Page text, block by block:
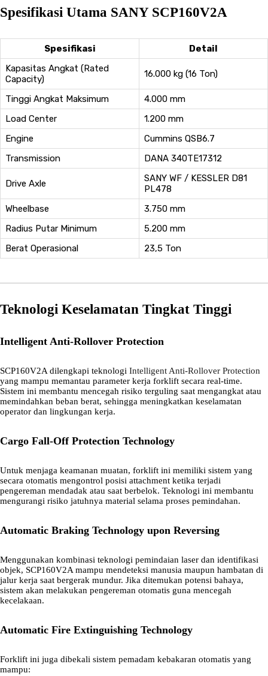
Spesifikasi Utama SANY SCP160V2A
Spesifikasi
Detail
Kapasitas Angkat (Rated
Capacity)
16.000 kg (16 Ton)
Tinggi Angkat Maksimum
4.000 mm
Load Center
1.200 mm
Engine
Cummins QSB6.7
Transmission
DANA 340TE17312
Drive Axle
SANY WF / KESSLER D81
PL478
Wheelbase
3.750 mm
Radius Putar Minimum
5.200 mm
Berat Operasional
23,5 Ton
Teknologi Keselamatan Tingkat Tinggi
Intelligent Anti-Rollover Protection
SCP160V2A dilengkapi teknologi Intelligent Anti-Rollover Protection
yang mampu memantau parameter kerja forklift secara real-time.
Sistem ini membantu mencegah risiko terguling saat mengangkat atau
memindahkan beban berat, sehingga meningkatkan keselamatan
operator dan lingkungan kerja.
Cargo Fall-Off Protection Technology
Untuk menjaga keamanan muatan, forklift ini memiliki sistem yang
secara otomatis mengontrol posisi attachment ketika terjadi
pengereman mendadak atau saat berbelok. Teknologi ini membantu
mengurangi risiko jatuhnya material selama proses pemindahan.
Automatic Braking Technology upon Reversing
Menggunakan kombinasi teknologi pemindaian laser dan identifikasi
objek, SCP160V2A mampu mendeteksi manusia maupun hambatan di
jalur kerja saat bergerak mundur. Jika ditemukan potensi bahaya,
sistem akan melakukan pengereman otomatis guna mencegah
kecelakaan.
Automatic Fire Extinguishing Technology
Forklift ini juga dibekali sistem pemadam kebakaran otomatis yang
mampu: